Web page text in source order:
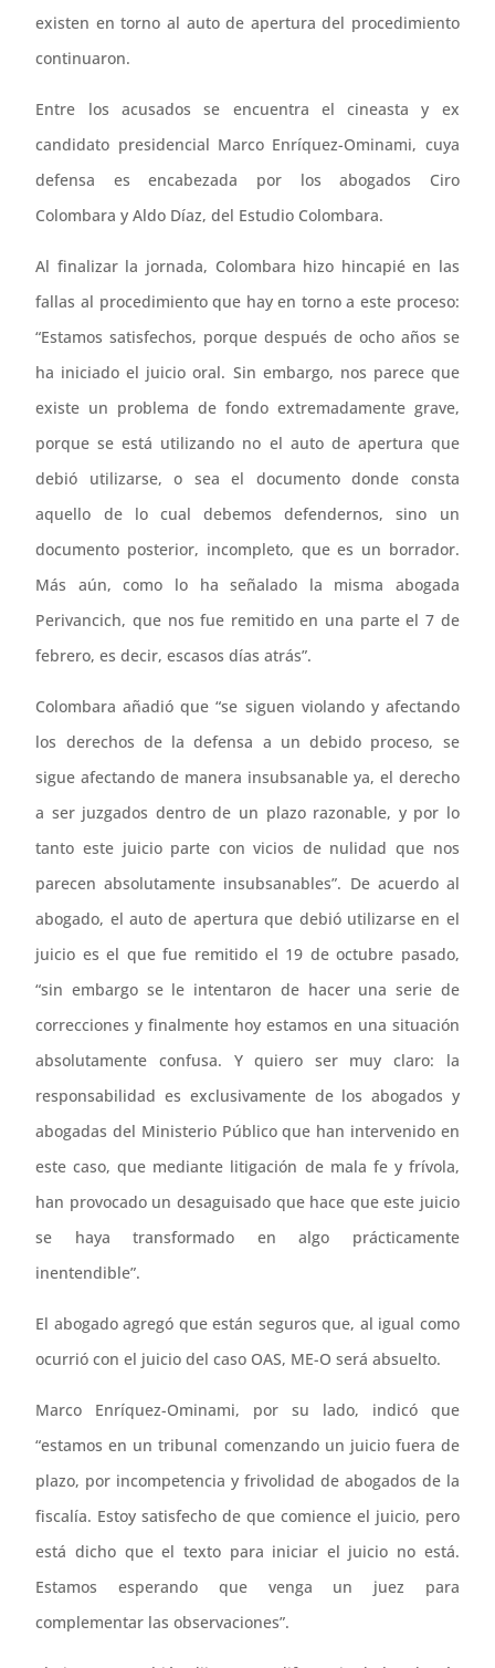
existen en torno al auto de apertura del procedimiento
continuaron.
Entre los acusados se encuentra el cineasta y ex
candidato presidencial Marco Enríquez-Ominami, cuya
defensa es encabezada por los abogados Ciro
Colombara y Aldo Díaz, del Estudio Colombara.
Al finalizar la jornada, Colombara hizo hincapié en las
fallas al procedimiento que hay en torno a este proceso:
“Estamos satisfechos, porque después de ocho años se
ha iniciado el juicio oral. Sin embargo, nos parece que
existe un problema de fondo extremadamente grave,
porque se está utilizando no el auto de apertura que
debió utilizarse, o sea el documento donde consta
aquello de lo cual debemos defendernos, sino un
documento posterior, incompleto, que es un borrador.
Más aún, como lo ha señalado la misma abogada
Perivancich, que nos fue remitido en una parte el 7 de
febrero, es decir, escasos días atrás”.
Colombara añadió que “se siguen violando y afectando
los derechos de la defensa a un debido proceso, se
sigue afectando de manera insubsanable ya, el derecho
a ser juzgados dentro de un plazo razonable, y por lo
tanto este juicio parte con vicios de nulidad que nos
parecen absolutamente insubsanables”. De acuerdo al
abogado, el auto de apertura que debió utilizarse en el
juicio es el que fue remitido el 19 de octubre pasado,
“sin embargo se le intentaron de hacer una serie de
correcciones y finalmente hoy estamos en una situación
absolutamente confusa. Y quiero ser muy claro: la
responsabilidad es exclusivamente de los abogados y
abogadas del Ministerio Público que han intervenido en
este caso, que mediante litigación de mala fe y frívola,
han provocado un desaguisado que hace que este juicio
se haya transformado en algo prácticamente
inentendible”.
El abogado agregó que están seguros que, al igual como
ocurrió con el juicio del caso OAS, ME-O será absuelto.
Marco Enríquez-Ominami, por su lado, indicó que
“estamos en un tribunal comenzando un juicio fuera de
plazo, por incompetencia y frivolidad de abogados de la
fiscalía. Estoy satisfecho de que comience el juicio, pero
está dicho que el texto para iniciar el juicio no está.
Estamos esperando que venga un juez para
complementar las observaciones”.